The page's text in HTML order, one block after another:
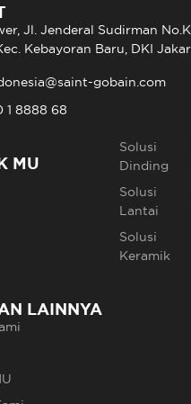
Jl. Jenderal Sudirman
Kebayoran Baru, DKI
gobain.com
1 8888 68
MU
Solusi
Dinding
Solusi
Lantai
Solusi
Keramik
LAINNYA